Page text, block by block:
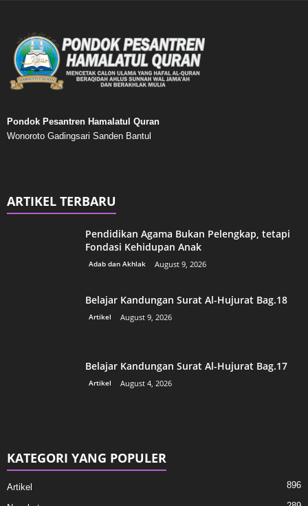
Pondok Pesantren Hamalatul Quran
Wonoroto Gadingsari Sanden Bantul
ARTIKEL TERBARU
Pendidikan Agama Bukan Pelengkap, tetapi
Fondasi Kehidupan Anak
Adab dan Akhlak August 9, 2026
Belajar Kandungan Surat Al-Hujurat Bag.18
Artikel August 9, 2026
Belajar Kandungan Surat Al-Hujurat Bag.17
Artikel August 4, 2026
KATEGORI YANG POPULER
Artikel 896